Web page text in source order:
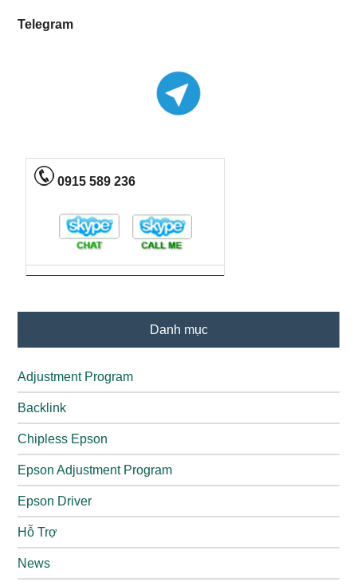
Telegram
0915 589 236
Danh mục
Adjustment Program
Backlink
Chipless Epson
Epson Adjustment Program
Epson Driver
Hỗ Trợ
News